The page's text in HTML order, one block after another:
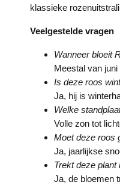
klassieke
Veelgestelde vragen
Wanneer bloeit
Meestal van
Is deze roos
Ja, hij is
Welke
Volle zon tot
Moet deze roos
Ja, jaarlijkse
Trekt deze
Ja, de bloemen